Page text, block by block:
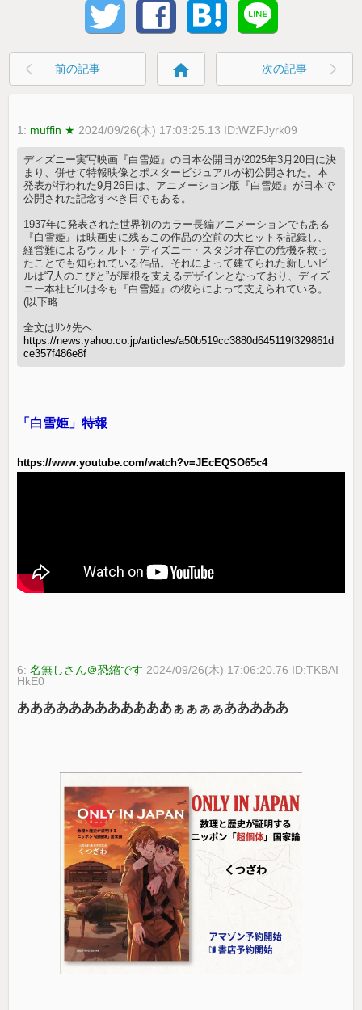
前の記事 home 次の記事
1: muffin ★ 2024/09/26(木) 17:03:25.13 ID:WZFJyrk09
ディズニー実写映画『白雪姫』の日本公開日が2025年3月20日に決
まり、併せて特報映像とポスタービジュアルが初公開された。本
発表が行われた9月26日は、アニメーション版『白雪姫』が日本で
公開された記念すべき日でもある。
1937年に発表された世界初のカラー長編アニメーションでもある
『白雪姫』は映画史に残るこの作品の空前の大ヒットを記録し、
経営難によるウォルト・ディズニー・スタジオ存亡の危機を救っ
たことでも知られている作品。それによって建てられた新しいビ
ルは“7人のこびと”が屋根を支えるデザインとなっており、ディズ
ニー本社ビルは今も『白雪姫』の彼らによって支えられている。
(以下略
全文はﾘﾝｸ先へ
https://news.yahoo.co.jp/articles/a50b519cc3880d645119f329861d
ce357f486e8f
「白雪姫」特報
https://www.youtube.com/watch?v=JEcEQSO65c4
6:名無しさん＠恐縮です 2024/09/26(木) 17:06:20.76 ID:TKBAI
HkE0
ああああああああああああぁぁぁぁあああああ